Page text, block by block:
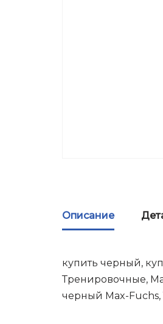
Описание
купить черный,
Тренировочные,
черный Max-Fuchs,